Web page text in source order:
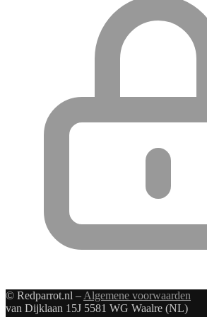
© Redparrot.nl – Algemene voorwaarden
van Dijklaan 15J 5581 WG Waalre (NL)